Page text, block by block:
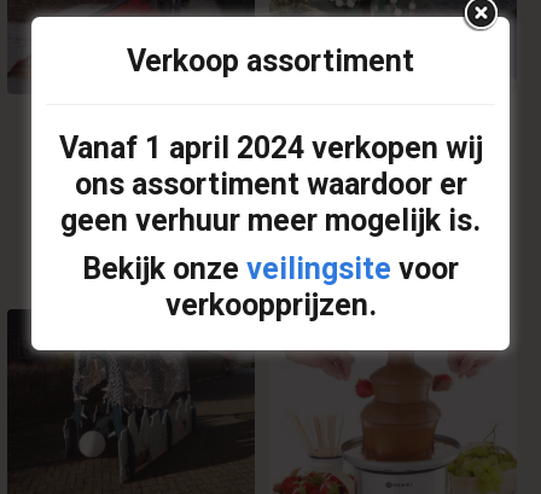
€25,00
Daklopen
Op offerte plaatsen
€10,00
Kerstboom Spel
Op offerte plaatsen
Verkoop assortiment
Vanaf 1 april 2024verkopen wij
ons assortiment waardoor er
geen verhuur meer mogelijk is.
Bekijk onze veilingsite voor
verkoopprijzen.